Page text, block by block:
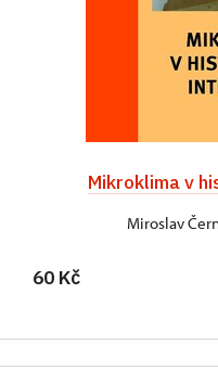
Mikroklima v
Miroslav
60 Kč